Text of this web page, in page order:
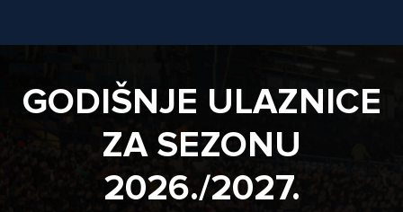
GODIŠNJE ULAZNICE
ZA SEZONU
2026./2027.